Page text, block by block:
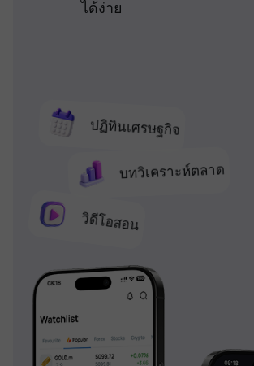
ปฏิทินเศรษฐกิจ
บทวิเคราะห์ตลาด
วิดีโอสอน
ได้ง่าย